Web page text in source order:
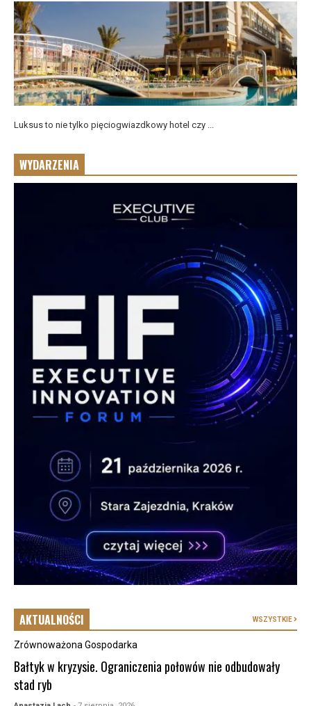
Luksus to nie tylko pięciogwiazdkowy hotel czy ...
WYDARZENIA
AKTUALNOŚCI WSZYSTKIE
Zrównoważona Gospodarka
Bałtyk w kryzysie. Ograniczenia połowów nie odbudowały
stad ryb